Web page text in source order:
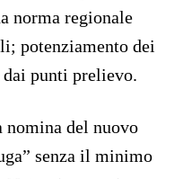
norma regionale
potenziamento dei
punti prelievo.
nomina del nuovo
senza il minimo